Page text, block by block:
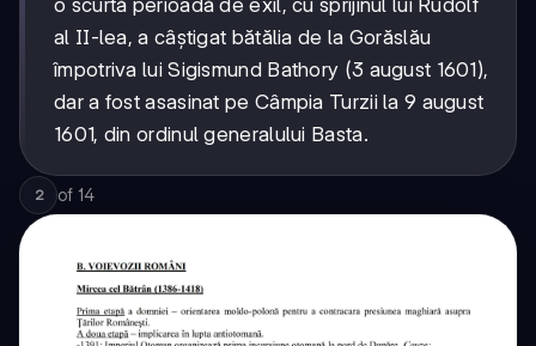
o scurtă perioadă de exil, cu sprijinul lui Rudolf
al II-lea, a câștigat bătălia de la Gorăslău
împotriva lui Sigismund Bathory (3 august 1601),
dar a fost asasinat pe Câmpia Turzii la 9 august
1601, din ordinul generalului Basta.
2 of 14